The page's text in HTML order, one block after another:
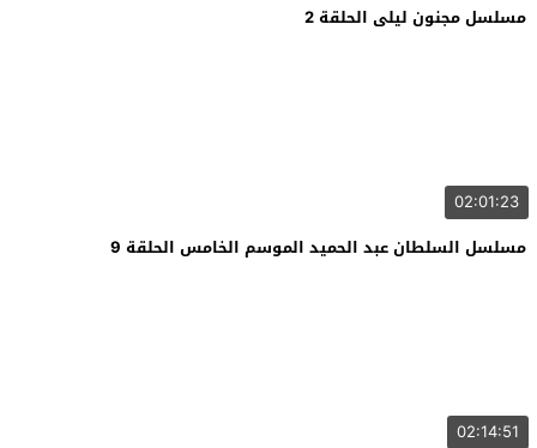
مسلسل مجنون ليلى الحلقة 2
02:01:23
مسلسل السلطان عبد الحميد الموسم الخامس الحلقة 9
02:14:51